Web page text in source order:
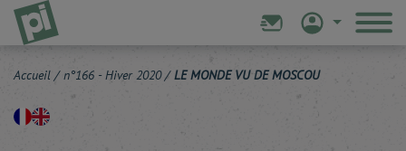
Accueil / n°166 - Hiver 2020/ LE MONDE VU DE MOSCOU